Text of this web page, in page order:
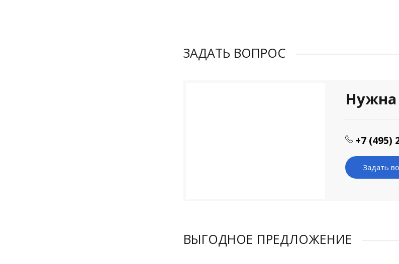
ЗАДАТЬ ВОПРОС
Нужна
+7 (495)
Задать
ВЫГОДНОЕ ПРЕДЛОЖЕНИЕ